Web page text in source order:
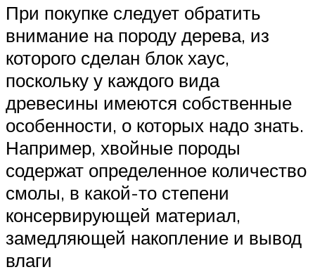
При покупке следует обратить
внимание на породу дерева, из
которого сделан блок хаус,
поскольку у каждого вида
древесины имеются собственные
особенности, о которых надо знать.
Например, хвойные породы
содержат определенное количество
смолы, в какой-то степени
консервирующей материал,
замедляющей накопление и вывод
влаги